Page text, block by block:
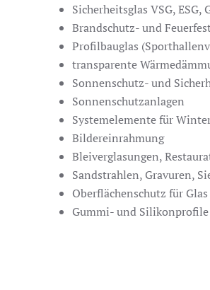
Sicherheitsglas VSG, ESG,
Brandschutz- und
Profilbauglas
transparente
Sonnenschutz- und
Sonnenschutzanlagen
Systemelemente für
Bildereinrahmung
Bleiverglasungen,
Sandstrahlen, Gravuren,
Oberflächenschutz für Glas
Gummi- und Silikonprofile